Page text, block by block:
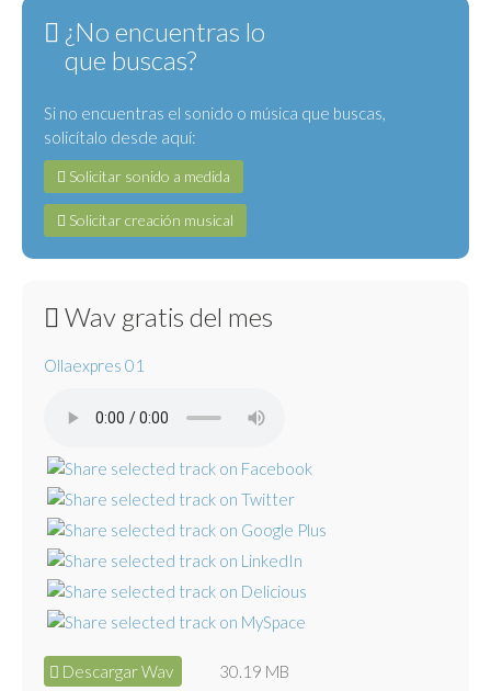
¿No encuentras lo
que buscas?
Si no encuentras el sonido o música que buscas,
solicítalo desde aquí:
Solicitar sonido a medida
Solicitar creación musical
Wav gratis del mes
Ollaexpres 01
Descargar Wav 30.19 MB